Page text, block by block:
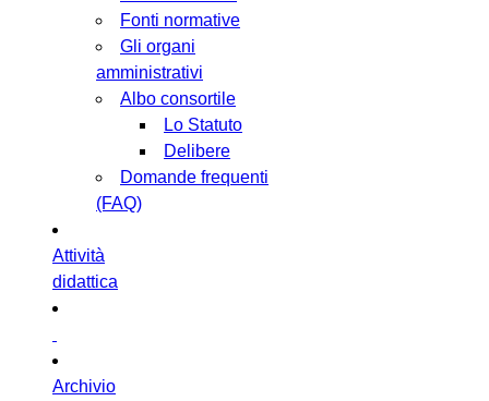
Fonti normative
Gli organi
amministrativi
Albo consortile
Lo Statuto
Delibere
Domande frequenti
(FAQ)
Attività
didattica
Archivio